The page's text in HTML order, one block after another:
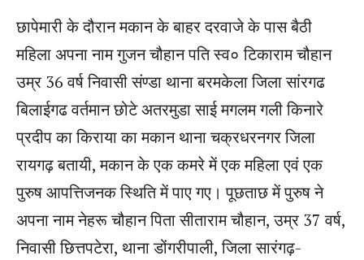
छापेमारी के दौरान मकान के बाहर दरवाजे के पास बैठी
महिला अपना नाम गुजन चौहान पति स्व० टिकाराम चौहान
उम्र 36 वर्ष निवासी संण्डा थाना बरमकेला जिला सांरगढ
बिलाईगढ वर्तमान छोटे अतरमुडा साई मगलम गली किनारे
प्रदीप का किराया का मकान थाना चक्रधरनगर जिला
रायगढ़ बतायी, मकान के एक कमरे में एक महिला एवं एक
पुरुष आपत्तिजनक स्थिति में पाए गए। पूछताछ में पुरुष ने
अपना नाम नेहरू चौहान पिता सीताराम चौहान, उम्र 37 वर्ष,
निवासी छित्तपटेरा, थाना डोंगरीपाली, जिला सारंगढ़-